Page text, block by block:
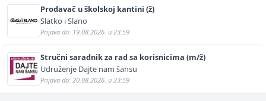
Prodavač u školskoj kantini (ž)
Slatko i Slano
Prijava do: 19.08.2026. u 23:59
Stručni saradnik za rad sa korisnicima (m/ž)
Udruženje Dajte nam šansu
Prijava do: 20.08.2026. u 23:59